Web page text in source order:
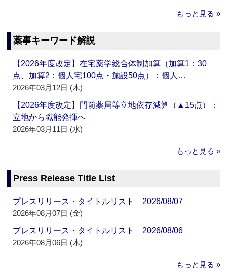
もっと見る »
薬事キーワード解説
【2026年度改定】在宅薬学総合体制加算（加算1：30
点、加算2：個人宅100点・施設50点）：個人…
2026年03月12日 (木)
【2026年度改定】門前薬局等立地依存減算（▲15点）：
立地から職能発揮へ
2026年03月11日 (水)
もっと見る »
Press Release Title List
プレスリリース・タイトルリスト 2026/08/07
2026年08月07日 (金)
プレスリリース・タイトルリスト 2026/08/06
2026年08月06日 (木)
もっと見る »